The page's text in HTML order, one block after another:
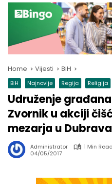
Home Vijesti BiH
BiH Najnovije Regija Religija
Udruženje
Zvornik u akciji
mezarja u
Administrator
1 Min Read
04/05/2017